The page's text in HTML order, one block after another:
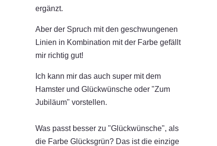
ergänzt.
Aber der Spruch mit den geschwungenen
Linien in Kombination mit der Farbe gefällt
mir richtig gut!
Ich kann mir das auch super mit dem
Hamster und Glückwünsche oder "Zum
Jubiläum" vorstellen.
Was passt besser zu "Glückwünsche", als
die Farbe Glücksgrün? Das ist die einzige